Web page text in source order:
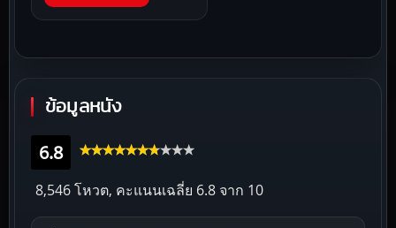
ข้อมูลหนัง
6.8
8,546 โหวต, คะแนนเฉลี่ย 6.8 จาก 10